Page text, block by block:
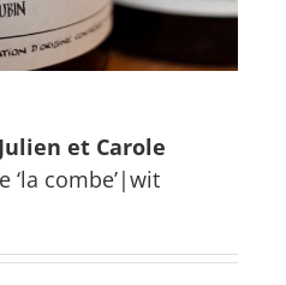
et Carole
‘la combe’|wit